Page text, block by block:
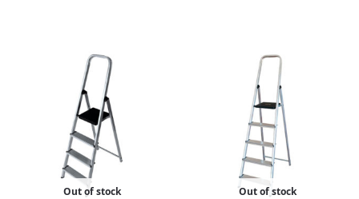
Out of stock Out of stock